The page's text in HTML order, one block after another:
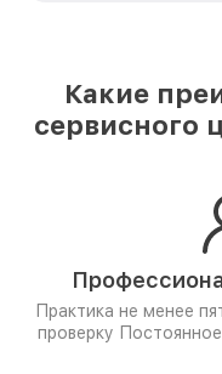
Какие
сервисного
Практика не менее
проверку